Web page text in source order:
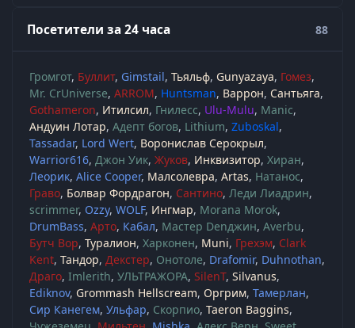
Посетители за 24 часа 88
Громгот Буллит Gimstail Тьяльф Gunyazaya Гомез
Mr. CrUniverse ARROM Huntsman Варрон Сантьяга
Gothameron Итилсил Гнилесс Ulu-Mulu Manic
Андуин Лотар Адепт богов Lithium Zuboskal
Tassadar Lord Wert Воронислав Серокрыл
Warrior616 Джон Уик Жуков Инквизитор Хиран
Леорик Alice Cooper Малсолевра Artas Натанос
Граво Болвар Фордрагон Сантино Леди Лиадрин
scrimmer Ozzy WOLF Ингмар Morana Morok
DrumBass Арто Кабал Мастер Denджин Averbu
Бутч Вор Туралион Харконен Muni Грехэм Clark
Kent Тандор Декстер Онотоле Drafomir Duhnothan
Драго Imlerith УЛЬТРАЖОРА SilenT Silvanus
Ediknov Grommash Hellscream Оргрим Тамерлан
Сир Канегем Ульфар Скорпио Taeron Baggins